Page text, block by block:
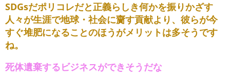
SDGsだポリコレだと正義らしき何かを振りかざす
人々が生涯で地球・社会に齎す貢献より、彼らが今
すぐ堆肥になることのほうがメリットは多そうです
ね。
死体遺棄するビジネスができそうだな